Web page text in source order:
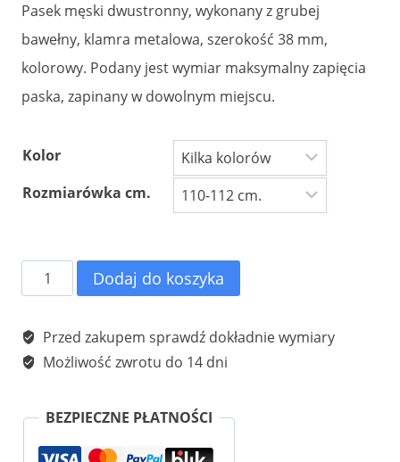
29.00 zł.15.00 zł.
Pasek męski dwustronny, wykonany z grubej
bawełny, klamra metalowa, szerokość 38 mm,
kolorowy. Podany jest wymiar maksymalny zapięcia
paska, zapinany w dowolnym miejscu.
Kolor
Rozmiarówka cm.
ilość
Pasek
męski
kolorowy
z
materiału
Dodaj do koszyka
Przed zakupem sprawdź dokładnie wymiary
Możliwość zwrotu do 14 dni
BEZPIECZNE PŁATNOŚCI